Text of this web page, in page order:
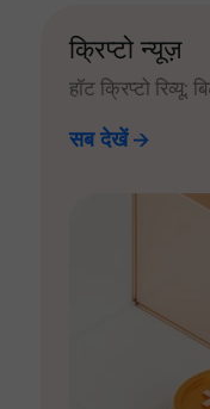
क्रिप्टो न्यूज़
हॉट क्रिप्टो
सब देखें